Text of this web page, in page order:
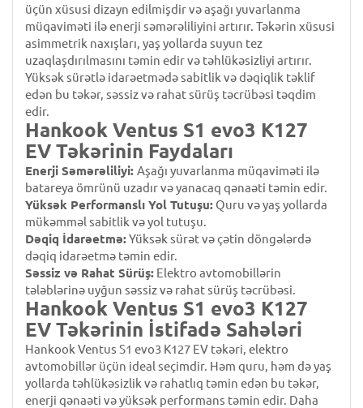
üçün xüsusi dizayn edilmişdir və aşağı yuvarlanma
müqaviməti ilə enerji səmərəliliyini artırır. Təkərin xüsusi
asimmetrik naxışları, yaş yollarda suyun tez
uzaqlaşdırılmasını təmin edir və təhlükəsizliyi artırır.
Yüksək sürətlə idarəetmədə sabitlik və dəqiqlik təklif
edən bu təkər, səssiz və rahat sürüş təcrübəsi təqdim
edir.
Hankook Ventus S1 evo3 K127
EV Təkərinin Faydaları
Enerji Səmərəliliyi: Aşağı yuvarlanma müqaviməti ilə
batareya ömrünü uzadır və yanacaq qənaəti təmin edir.
Yüksək Performanslı Yol Tutuşu: Quru və yaş yollarda
mükəmməl sabitlik və yol tutuşu.
Dəqiq İdarəetmə:Yüksək sürət və çətin döngələrdə
dəqiq idarəetmə təmin edir.
Səssiz və Rahat Sürüş: Elektro avtomobillərin
tələblərinə uyğun səssiz və rahat sürüş təcrübəsi.
Hankook Ventus S1 evo3 K127
EV Təkərinin İstifadə Sahələri
Hankook Ventus S1 evo3 K127 EV təkəri, elektro
avtomobillər üçün ideal seçimdir. Həm quru, həm də yaş
yollarda təhlükəsizlik və rahatlıq təmin edən bu təkər,
enerji qənaəti və yüksək performans təmin edir. Daha